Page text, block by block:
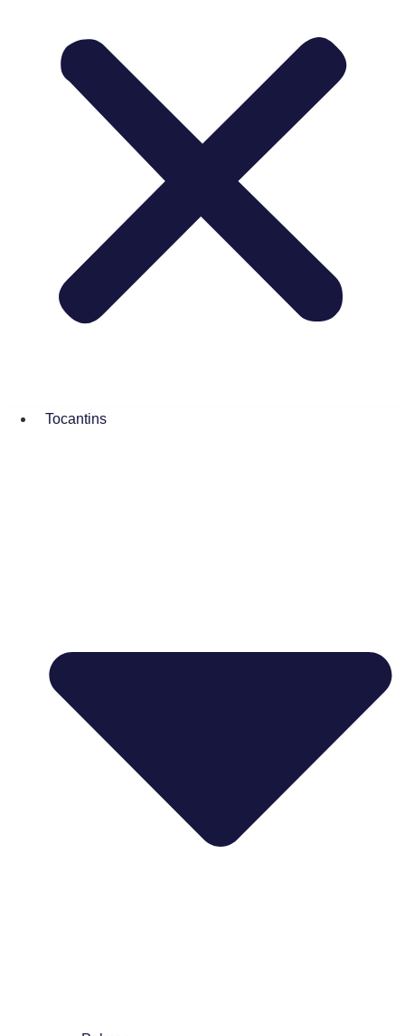
Tocantins